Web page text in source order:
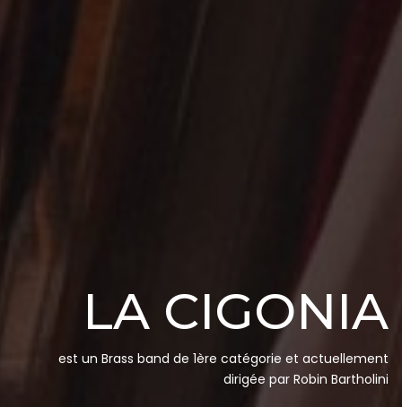
LA CIGONIA
est un Brass band de 1ère catégorie et actuellement
dirigée par Robin Bartholini